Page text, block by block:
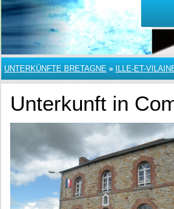
UNTERKÜNFTE BRETAGNE » ILLE-ET-
Unterkunft in